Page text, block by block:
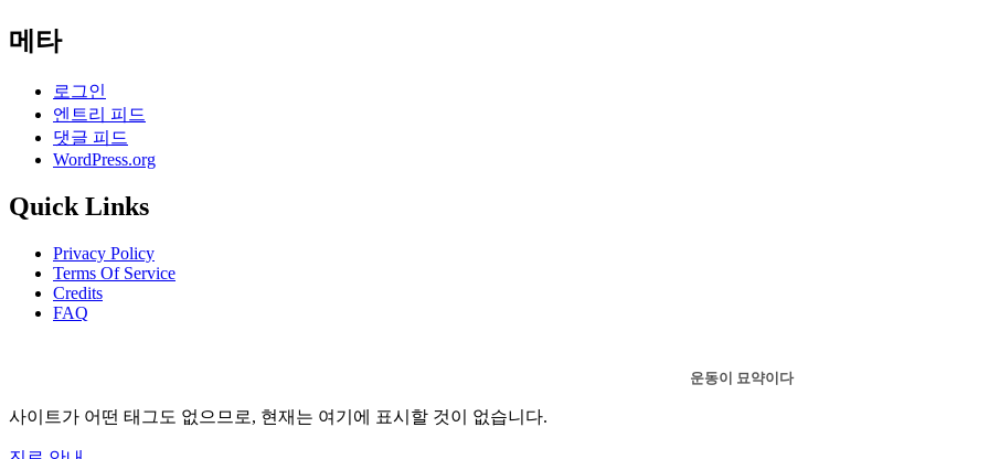
메타
로그인
엔트리 피드
댓글 피드
WordPress.org
Quick Links
Privacy Policy
Terms Of Service
Credits
FAQ
운동이 묘약이다
사이트가 어떤 태그도 없으므로, 현재는 여기에 표시할 것이 없습니다.